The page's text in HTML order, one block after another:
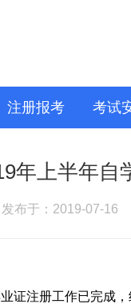
注册报考 考试
年上半年自
发布于：2019-07-16
注册工作已完成，